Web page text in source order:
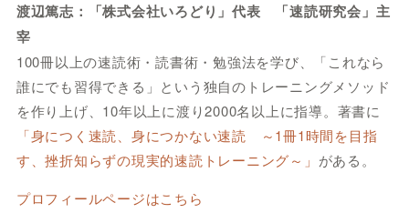
渡辺篤志：「株式会社いろどり」代表 「速読研究会」主
宰
100冊以上の速読術・読書術・勉強法を学び、「これなら
誰にでも習得できる」という独自のトレーニングメソッド
を作り上げ、10年以上に渡り2000名以上に指導。著書に
「身につく速読、身につかない速読 ～1冊1時間を目指
す、挫折知らずの現実的速読トレーニング～」 がある。
プロフィールページはこちら